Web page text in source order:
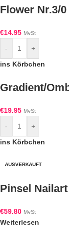
Flower Nr.3/
€14.95 MvSt
-
+
ins Körbchen
Gradient/
€19.95 MvSt
-
+
ins Körbchen
AUSVERKAUFT
Pinsel
€59.80 MvSt
Weiterlesen